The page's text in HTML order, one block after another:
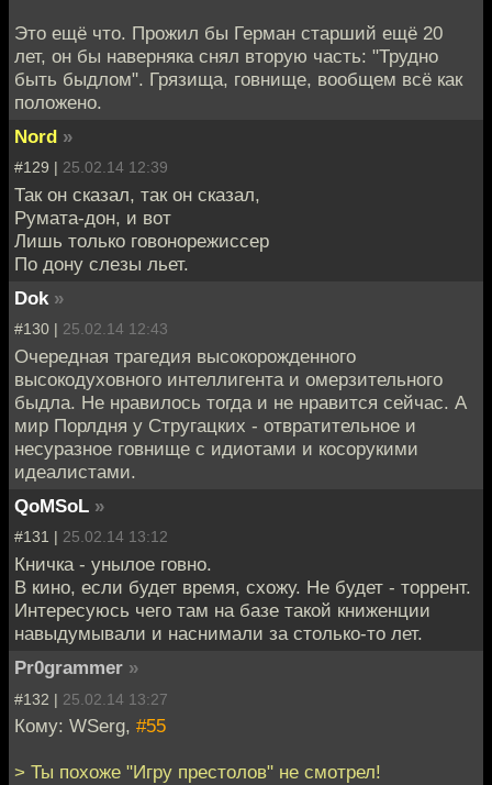
Это ещё что. Прожил бы Герман старший ещё 20
лет, он бы наверняка снял вторую часть: "Трудно
быть быдлом". Грязища, говнище, вообщем всё как
положено.
Nord »
#129 | 25.02.14 12:39
Так он сказал, так он сказал,
Румата-дон, и вот
Лишь только говонорежиссер
По дону слезы льет.
Dok »
#130 | 25.02.14 12:43
Очередная трагедия высокорожденного
высокодуховного интеллигента и омерзительного
быдла. Не нравилось тогда и не нравится сейчас. А
мир Порлдня у Стругацких - отвратительное и
несуразное говнище с идиотами и косорукими
идеалистами.
QoMSoL »
#131 | 25.02.14 13:12
Кничка - унылое говно.
В кино, если будет время, схожу. Не будет - торрент.
Интересуюсь чего там на базе такой книженции
навыдумывали и наснимали за столько-то лет.
Pr0grammer »
#132 | 25.02.14 13:27
Кому: WSerg, #55
> Ты похоже "Игру престолов" не смотрел!